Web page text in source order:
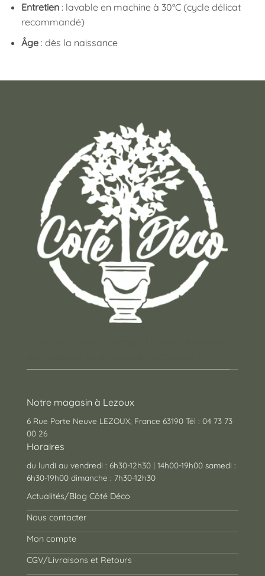
Entretien: lavable en machine à 30°C (cycle délicat
recommandé)
Âge: dès la naissance
Notre magasin à Lezoux
6 Rue Porte Neuve LEZOUX, France 63190 Tél : 04 73 73
00 26
Horaires
du lundi au vendredi : 6h30-12h30 | 14h00-19h00 samedi :
6h30-19h00 dimanche : 7h30-12h30
Actualités/Blog Côté Déco
Nous contacter
Mon compte
CGV/Livraisons et Retours